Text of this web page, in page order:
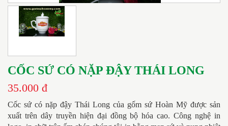
CỐC SỨ CÓ NẶP ĐẬY THÁI LONG
35.000 đ
Cốc sứ có nặp đậy Thái Long của gốm sứ Hoàn Mỹ được sản
xuất trên dây truyền hiện đại đồng bộ hóa cao. Công nghệ in